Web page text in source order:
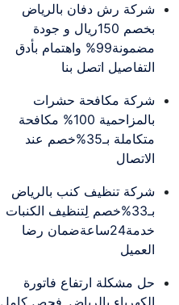
شركة رش دفان بالرياض
بخصم 150ريال و جودة
مضمونة99% واهتمام بأدق
التفاصيل اتصل بنا
شركة مكافحة حشرات
بالمزاحمية 100% مكافحة
متكاملة بـ35%خصم عند
الاتصال
شركة تنظيف كنب بالرياض
بـ33%خصم لِتنظيف الكنبات
خدمة24ساعةضمان رضا
العميل
حل مشكلة ارتفاع فاتورة
الكهرباء بالرياض..فحص كامل